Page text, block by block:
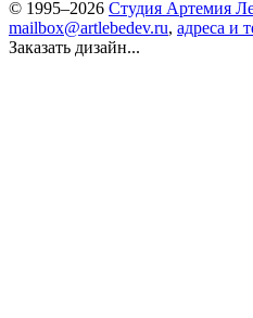
© 1995–2026 Студия Артемия
mailbox@artlebedev.ru, адреса и
Заказать дизайн...